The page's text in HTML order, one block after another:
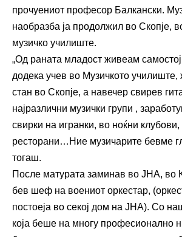
прочуениот професор Балкански.
наобразба ја продолжил во Скопје,
музичко училиште.
„Од раната младост живеам
додека учев во Музичкото училиште,
стан во Скопје, а навечер свирев
најразлични музички групи ,
свирки на игранки, во ноќни
ресторани…Ние музичарите бевме
тогаш.
После матурата заминав во ЈНА, во
бев шеф на воениот оркестар,
постоеја во секој дом на ЈНА). Со
која беше на многу професионално